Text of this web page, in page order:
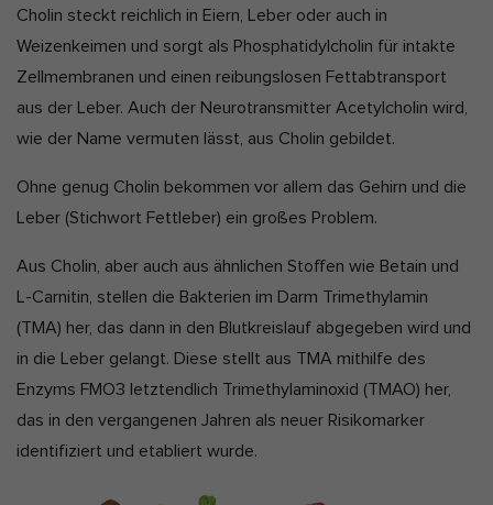
Cholin steckt reichlich in Eiern, Leber oder auch in
Weizenkeimen und sorgt als Phosphatidylcholin für intakte
Zellmembranen und einen reibungslosen Fettabtransport
aus der Leber. Auch der Neurotransmitter Acetylcholin wird,
wie der Name vermuten lässt, aus Cholin gebildet.
Ohne genug Cholin bekommen vor allem das Gehirn und die
Leber (Stichwort Fettleber) ein großes Problem.
Aus Cholin, aber auch aus ähnlichen Stoffen wie Betain und
L-Carnitin, stellen die Bakterien im Darm Trimethylamin
(TMA) her, das dann in den Blutkreislauf abgegeben wird und
in die Leber gelangt. Diese stellt aus TMA mithilfe des
Enzyms FMO3 letztendlich Trimethylaminoxid (TMAO) her,
das in den vergangenen Jahren als neuer Risikomarker
identifiziert und etabliert wurde.